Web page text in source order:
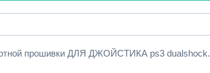
прошивки ДЛЯ ДЖОЙСТИКА ps3 dualshock.